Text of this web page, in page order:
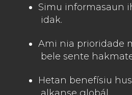
Simu informasaun
idak.
Ami nia prioridade
bele sente
Hetan benefísiu